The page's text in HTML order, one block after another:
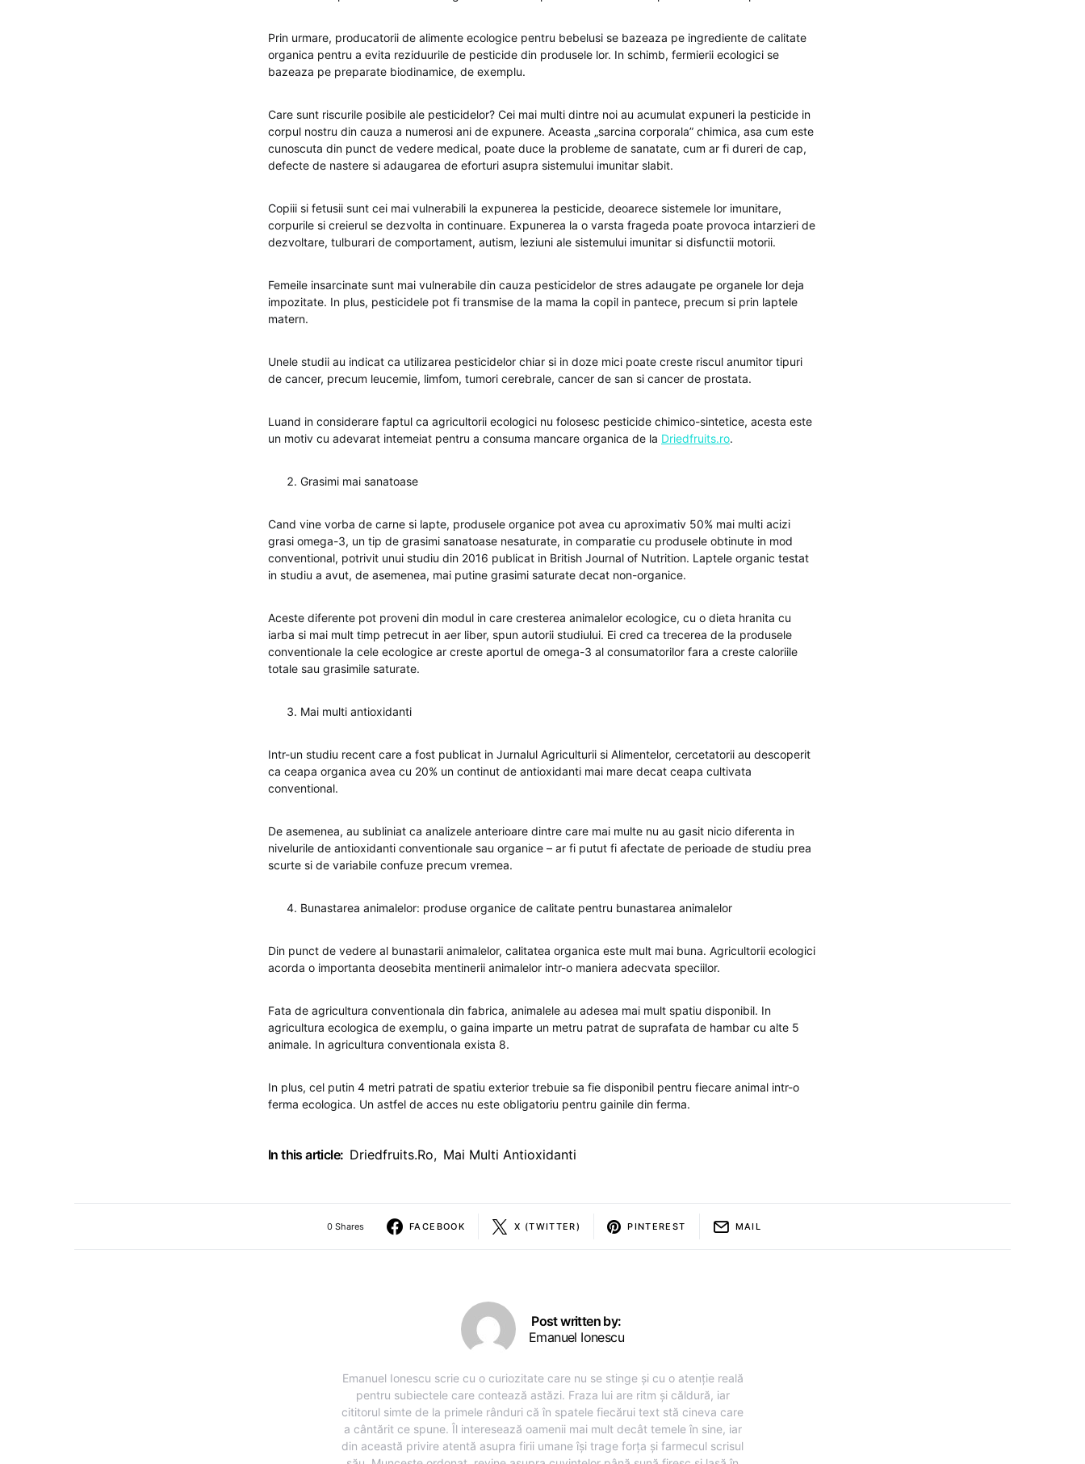
Prin urmare, producatorii de alimente ecologice pentru bebelusi se bazeaza pe ingrediente de calitate
organica pentru a evita reziduurile de pesticide din produsele lor. In schimb, fermierii ecologici se
bazeaza pe preparate biodinamice, de exemplu.
Care sunt riscurile posibile ale pesticidelor? Cei mai multi dintre noi au acumulat expuneri la pesticide in
corpul nostru din cauza a numerosi ani de expunere. Aceasta „sarcina corporala” chimica, asa cum este
cunoscuta din punct de vedere medical, poate duce la probleme de sanatate, cum ar fi dureri de cap,
defecte de nastere si adaugarea de eforturi asupra sistemului imunitar slabit.
Copiii si fetusii sunt cei mai vulnerabili la expunerea la pesticide, deoarece sistemele lor imunitare,
corpurile si creierul se dezvolta in continuare. Expunerea la o varsta frageda poate provoca intarzieri de
dezvoltare, tulburari de comportament, autism, leziuni ale sistemului imunitar si disfunctii motorii.
Femeile insarcinate sunt mai vulnerabile din cauza pesticidelor de stres adaugate pe organele lor deja
impozitate. In plus, pesticidele pot fi transmise de la mama la copil in pantece, precum si prin laptele
matern.
Unele studii au indicat ca utilizarea pesticidelor chiar si in doze mici poate creste riscul anumitor tipuri
de cancer, precum leucemie, limfom, tumori cerebrale, cancer de san si cancer de prostata.
Luand in considerare faptul ca agricultorii ecologici nu folosesc pesticide chimico-sintetice, acesta este
un motiv cu adevarat intemeiat pentru a consuma mancare organica de la Driedfruits.ro.
Grasimi mai sanatoase
Cand vine vorba de carne si lapte, produsele organice pot avea cu aproximativ 50% mai multi acizi
grasi omega-3, un tip de grasimi sanatoase nesaturate, in comparatie cu produsele obtinute in mod
conventional, potrivit unui studiu din 2016 publicat in British Journal of Nutrition. Laptele organic testat
in studiu a avut, de asemenea, mai putine grasimi saturate decat non-organice.
Aceste diferente pot proveni din modul in care cresterea animalelor ecologice, cu o dieta hranita cu
iarba si mai mult timp petrecut in aer liber, spun autorii studiului. Ei cred ca trecerea de la produsele
conventionale la cele ecologice ar creste aportul de omega-3 al consumatorilor fara a creste caloriile
totale sau grasimile saturate.
Mai multi antioxidanti
Intr-un studiu recent care a fost publicat in Jurnalul Agriculturii si Alimentelor, cercetatorii au descoperit
ca ceapa organica avea cu 20% un continut de antioxidanti mai mare decat ceapa cultivata
conventional.
De asemenea, au subliniat ca analizele anterioare dintre care mai multe nu au gasit nicio diferenta in
nivelurile de antioxidanti conventionale sau organice – ar fi putut fi afectate de perioade de studiu prea
scurte si de variabile confuze precum vremea.
Bunastarea animalelor: produse organice de calitate pentru bunastarea animalelor
Din punct de vedere al bunastarii animalelor, calitatea organica este mult mai buna. Agricultorii ecologici
acorda o importanta deosebita mentinerii animalelor intr-o maniera adecvata speciilor.
Fata de agricultura conventionala din fabrica, animalele au adesea mai mult spatiu disponibil. In
agricultura ecologica de exemplu, o gaina imparte un metru patrat de suprafata de hambar cu alte 5
animale. In agricultura conventionala exista 8.
In plus, cel putin 4 metri patrati de spatiu exterior trebuie sa fie disponibil pentru fiecare animal intr-o
ferma ecologica. Un astfel de acces nu este obligatoriu pentru gainile din ferma.
In this article: Driedfruits.ro, Mai Multi Antioxidanti
0 Shares FACEBOOK X (TWITTER) PINTEREST MAIL
Post written by:
Emanuel Ionescu
Emanuel Ionescu scrie cu o curiozitate care nu se stinge și cu o atenție reală
pentru subiectele care contează astăzi. Fraza lui are ritm și căldură, iar
cititorul simte de la primele rânduri că în spatele fiecărui text stă cineva care
a cântărit ce spune. Îl interesează oamenii mai mult decât temele în sine, iar
din această privire atentă asupra firii umane își trage forța și farmecul scrisul